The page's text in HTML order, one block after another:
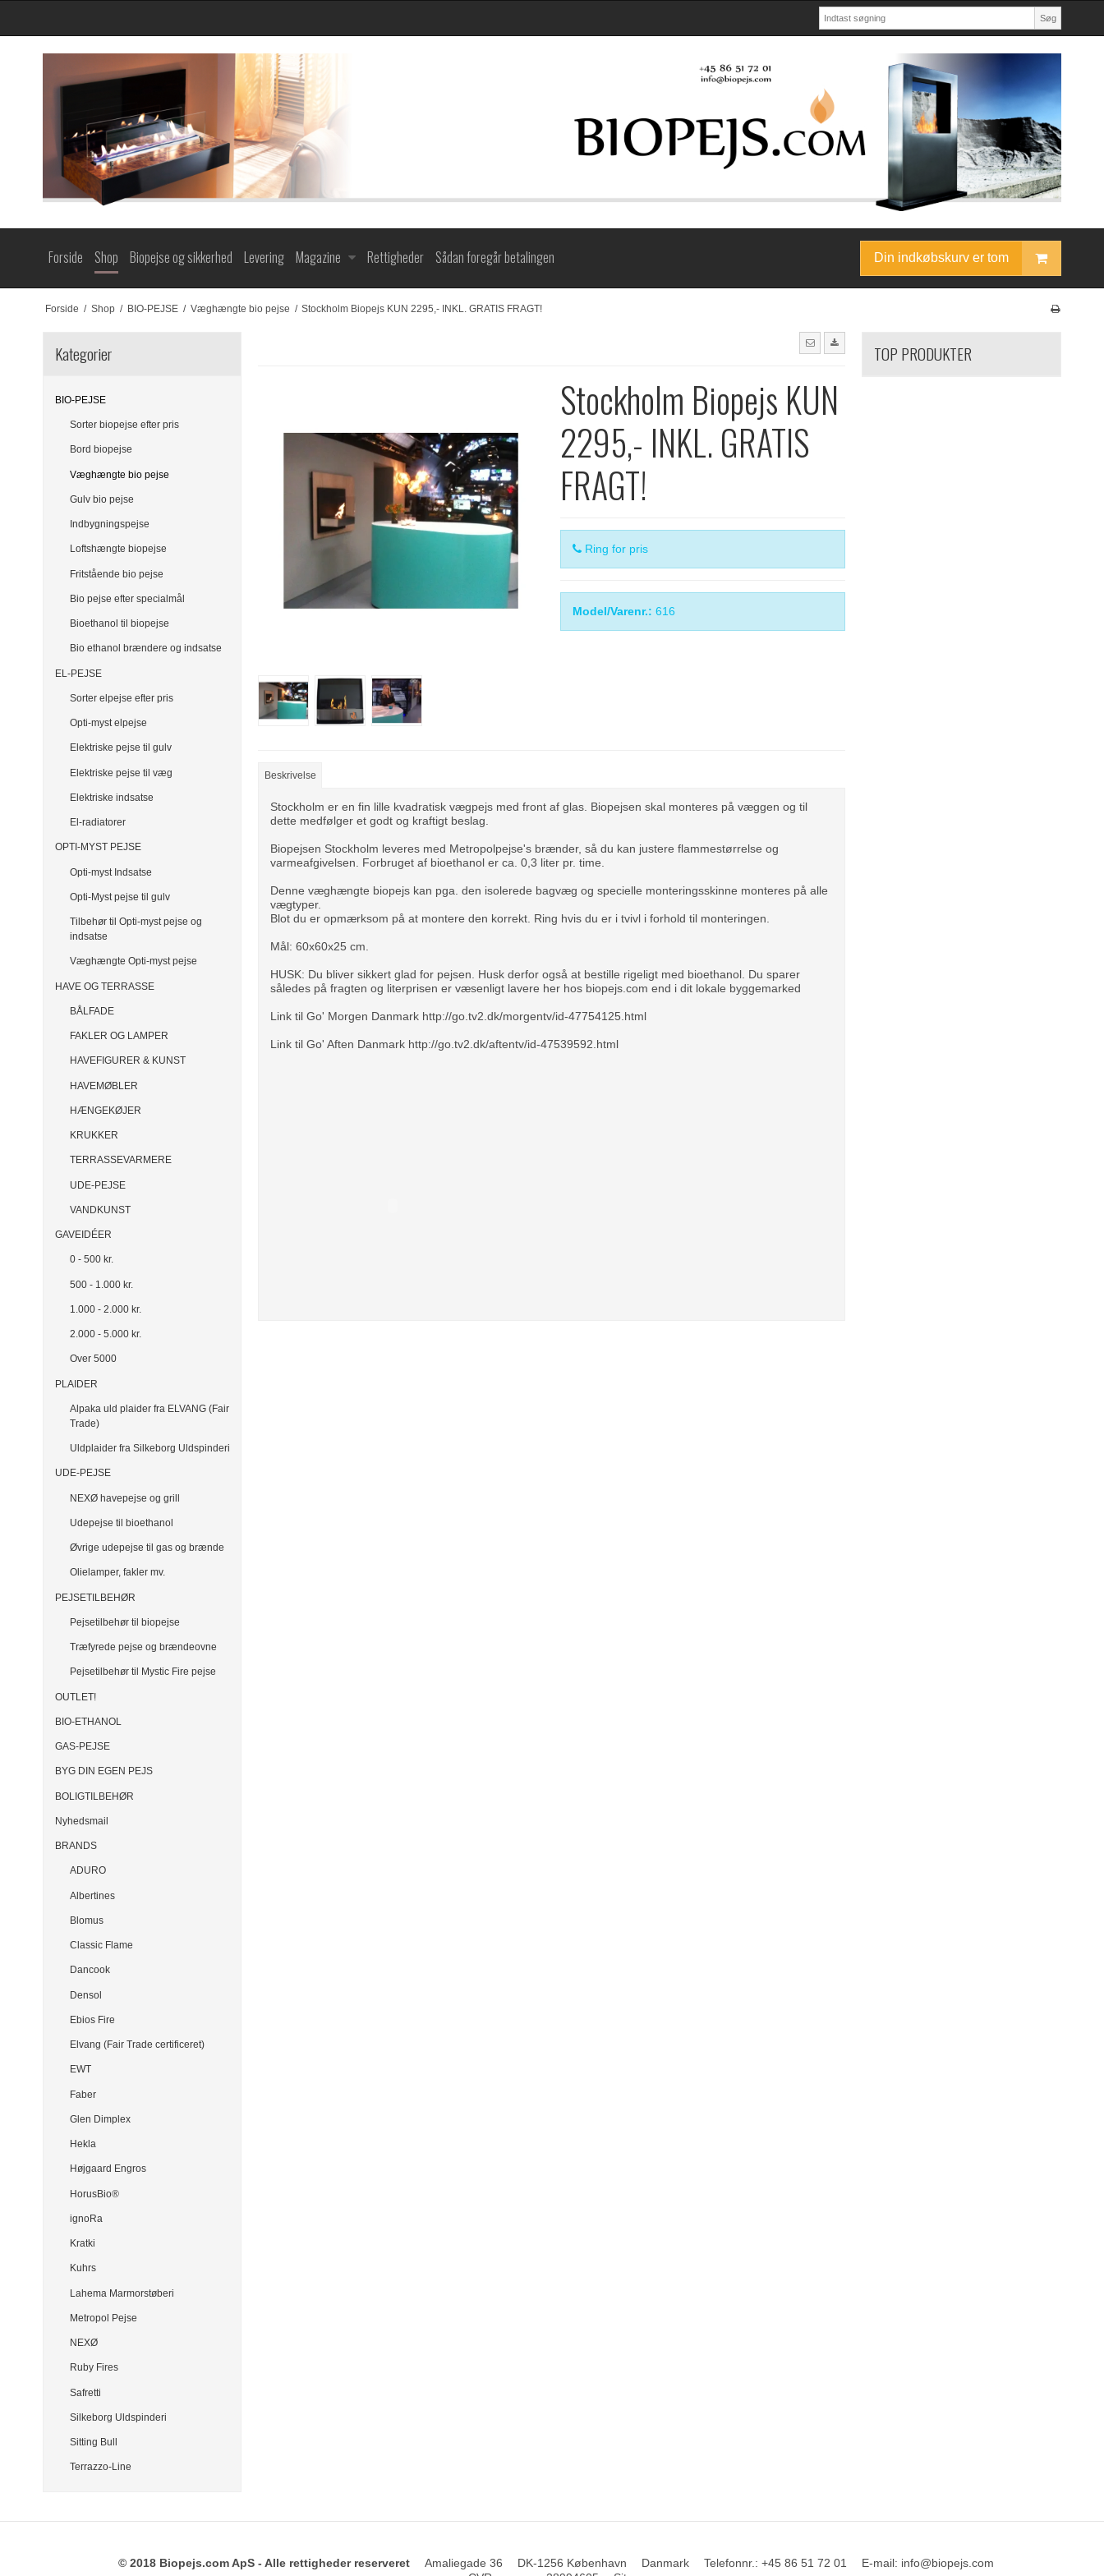
Søg
Forside Shop Biopejse og sikkerhed Levering Magazine Rettigheder Sådan foregår betalingen Din indkøbskurv er tom
Forside / Shop / BIO-PEJSE / Væghængte bio pejse / Stockholm Biopejs KUN 2295,- INKL. GRATIS FRAGT!
Kategorier
BIO-PEJSE
Sorter biopejse efter pris
Bord biopejse
Væghængte bio pejse
Gulv bio pejse
Indbygningspejse
Loftshængte biopejse
Fritstående bio pejse
Bio pejse efter specialmål
Bioethanol til biopejse
Bio ethanol brændere og indsatse
EL-PEJSE
Sorter elpejse efter pris
Opti-myst elpejse
Elektriske pejse til gulv
Elektriske pejse til væg
Elektriske indsatse
El-radiatorer
OPTI-MYST PEJSE
Opti-myst Indsatse
Opti-Myst pejse til gulv
Tilbehør til Opti-myst pejse og
indsatse
Væghængte Opti-myst pejse
HAVE OG TERRASSE
BÅLFADE
FAKLER OG LAMPER
HAVEFIGURER & KUNST
HAVEMØBLER
HÆNGEKØJER
KRUKKER
TERRASSEVARMERE
UDE-PEJSE
VANDKUNST
GAVEIDÉER
0 - 500 kr.
500 - 1.000 kr.
1.000 - 2.000 kr.
2.000 - 5.000 kr.
Over 5000
PLAIDER
Alpaka uld plaider fra ELVANG (Fair
Trade)
Uldplaider fra Silkeborg Uldspinderi
UDE-PEJSE
NEXØ havepejse og grill
Udepejse til bioethanol
Øvrige udepejse til gas og brænde
Olielamper, fakler mv.
PEJSETILBEHØR
Pejsetilbehør til biopejse
Træfyrede pejse og brændeovne
Pejsetilbehør til Mystic Fire pejse
OUTLET!
BIO-ETHANOL
GAS-PEJSE
BYG DIN EGEN PEJS
BOLIGTILBEHØR
Nyhedsmail
BRANDS
ADURO
Albertines
Blomus
Classic Flame
Dancook
Densol
Ebios Fire
Elvang (Fair Trade certificeret)
EWT
Faber
Glen Dimplex
Hekla
Højgaard Engros
HorusBio®
ignoRa
Kratki
Kuhrs
Lahema Marmorstøberi
Metropol Pejse
NEXØ
Ruby Fires
Safretti
Silkeborg Uldspinderi
Sitting Bull
Terrazzo-Line
Stockholm Biopejs KUN
2295,- INKL. GRATIS
FRAGT!
Ring for pris
Model/Varenr.: 616
Beskrivelse
Stockholm er en fin lille kvadratisk vægpejs med front af glas. Biopejsen skal monteres på væggen og til
dette medfølger et godt og kraftigt beslag.
Biopejsen Stockholm leveres med Metropolpejse's brænder, så du kan justere flammestørrelse og
varmeafgivelsen. Forbruget af bioethanol er ca. 0,3 liter pr. time.
Denne væghængte biopejs kan pga. den isolerede bagvæg og specielle monteringsskinne monteres på alle
vægtyper.
Blot du er opmærksom på at montere den korrekt. Ring hvis du er i tvivl i forhold til monteringen.
Mål: 60x60x25 cm.
HUSK: Du bliver sikkert glad for pejsen. Husk derfor også at bestille rigeligt med bioethanol. Du sparer
således på fragten og literprisen er væsenligt lavere her hos biopejs.com end i dit lokale byggemarked
Link til Go' Morgen Danmark http://go.tv2.dk/morgentv/id-47754125.html
Link til Go' Aften Danmark http://go.tv2.dk/aftentv/id-47539592.html
TOP PRODUKTER
© 2018 Biopejs.com ApS - Alle rettigheder reserveret Amaliegade 36 DK-1256 København Danmark Telefonnr.: +45 86 51 72 01 E-mail: info@biopejs.com